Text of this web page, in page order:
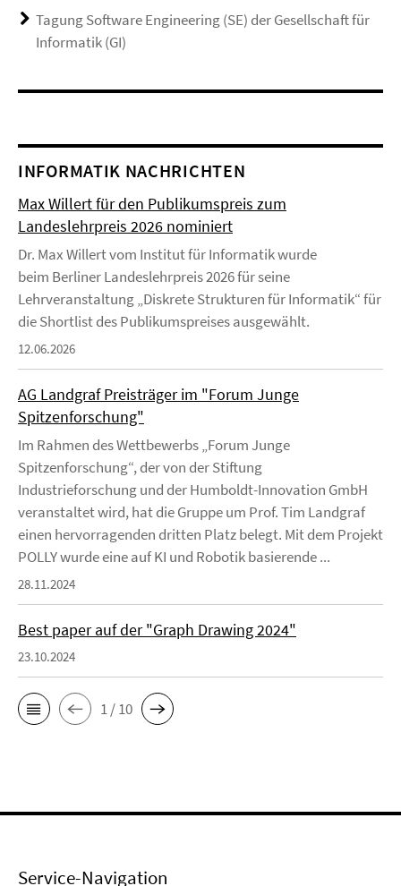
Tagung Software Engineering (SE) der Gesellschaft für
Informatik (GI)
INFORMATIK NACHRICHTEN
Max Willert für den Publikumspreis zum
Landeslehrpreis 2026 nominiert
Dr. Max Willert vom Institut für Informatik wurde
beim Berliner Landeslehrpreis 2026 für seine
Lehrveranstaltung „Diskrete Strukturen für Informatik“ für
die Shortlist des Publikumspreises ausgewählt.
12.06.2026
AG Landgraf Preisträger im "Forum Junge
Spitzenforschung"
Im Rahmen des Wettbewerbs „Forum Junge
Spitzenforschung“, der von der Stiftung
Industrieforschung und der Humboldt-Innovation GmbH
veranstaltet wird, hat die Gruppe um Prof. Tim Landgraf
einen hervorragenden dritten Platz belegt. Mit dem Projekt
POLLY wurde eine auf KI und Robotik basierende ...
28.11.2024
Best paper auf der "Graph Drawing 2024"
23.10.2024
1 / 10
Service-Navigation